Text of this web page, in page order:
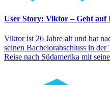
User Story: Viktor – Geht auf
Viktor ist 26 Jahre alt und hat
seinen Bachelorabschluss in
Reise nach Südamerika mit